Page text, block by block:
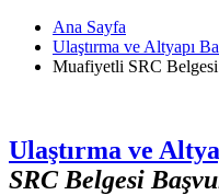
Ana Sayfa
Ulaştırma ve Altyapı
Muafiyetli SRC
Ulaştırma ve
SRC Belgesi